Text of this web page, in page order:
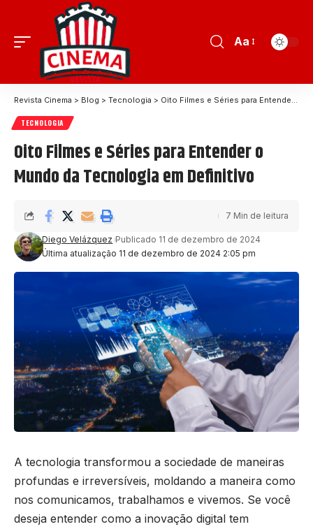
Aa
Revista Cinema > Blog > Tecnologia > Oito Filmes e Séries para Entender o Mundo da Tecnologia em Definitivo
TECNOLOGIA
Oito Filmes e Séries para Entender o
Mundo da Tecnologia em Definitivo
Última atualização 11 de dezembro de 2024 2:05 pm
Diego Velázquez Publicado 11 de dezembro de 2024
7 Min de leitura
A tecnologia transformou a sociedade de maneiras
profundas e irreversíveis, moldando a maneira como
nos comunicamos, trabalhamos e vivemos. Se você
deseja entender como a inovação digital tem